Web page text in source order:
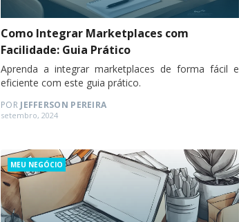
Como Integrar Marketplaces com
Facilidade: Guia Prático
Aprenda a integrar marketplaces de forma fácil e
eficiente com este guia prático.
POR JEFFERSON PEREIRA
Posted
setembro, 2024
Categories
MEU NEGÓCIO